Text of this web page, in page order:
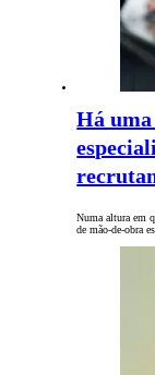
Há uma
Numa altura em
de mão-de-obra